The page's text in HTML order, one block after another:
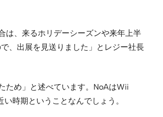
は、来るホリデーシーズンや来年上半
、出展を見送りました」とレジー社長
ため」と述べています。NoAはWii
時期ということなんでしょう。